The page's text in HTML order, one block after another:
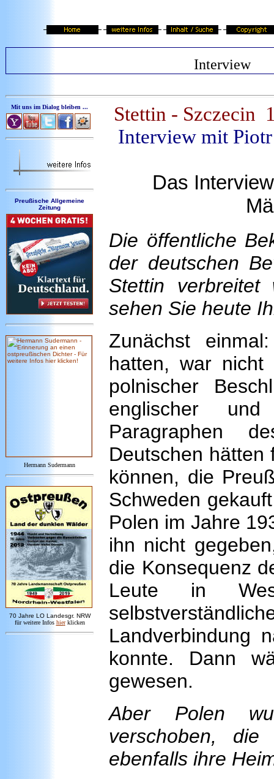
Interview
Mit uns im Dialog bleiben ...
Preußische Allgemeine
Zeitung
Hermann Sudermann
70 Jahre LO Landesgr. NRW
für weitere Infos hier klicken
Stettin - Szczecin
Interview mit
Das
Die öffentliche
der deutschen
Stettin
sehen Sie heute
Zunächst
hatten, war
polnischer
englischer
Paragraphen
Deutschen hätten
können, die
Schweden
Polen im Jahre
ihn nicht
die Konsequenz
Leute in
Landverbindung
konnte. Dann
gewesen.
Aber Polen
verschoben,
ebenfalls ihre